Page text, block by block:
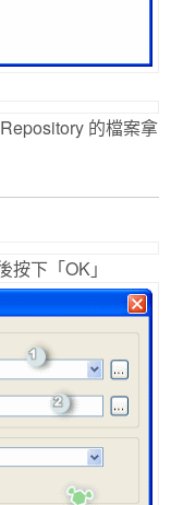
Repository 的檔案拿
下「OK」